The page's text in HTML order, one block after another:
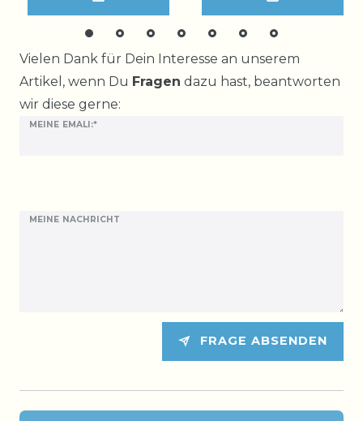
Vielen Dank für Dein Interesse an unserem
Artikel, wenn Du Fragen dazu hast, beantworten
wir diese gerne:
MEINE EMALI:*
MEINE NACHRICHT
Ceres::Template.mailFormHoneypotLabel
FRAGE ABSENDEN